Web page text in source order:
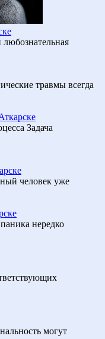
любознательная
травмы всегда
Задача
человек уже
нередко
могут